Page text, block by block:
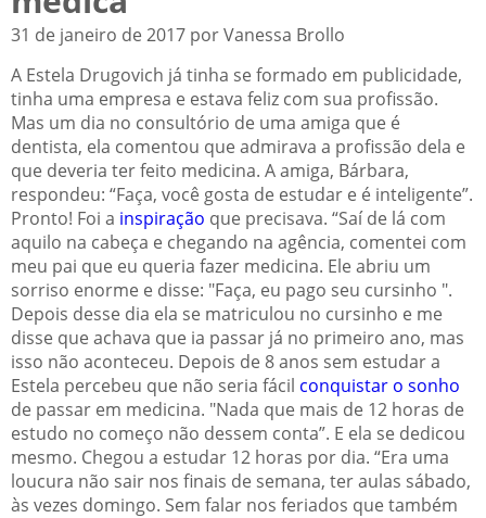
31 de janeiro de 2017 por Vanessa Brollo
A Estela Drugovich já tinha se formado em publicidade,
tinha uma empresa e estava feliz com sua profissão.
Mas um dia no consultório de uma amiga que é
dentista, ela comentou que admirava a profissão dela e
que deveria ter feito medicina. A amiga, Bárbara,
respondeu: “Faça, você gosta de estudar e é inteligente”.
Pronto! Foi a inspiração que precisava. “Saí de lá com
aquilo na cabeça e chegando na agência, comentei com
meu pai que eu queria fazer medicina. Ele abriu um
sorriso enorme e disse: "Faça, eu pago seu cursinho ".
Depois desse dia ela se matriculou no cursinho e me
disse que achava que ia passar já no primeiro ano, mas
isso não aconteceu. Depois de 8 anos sem estudar a
Estela percebeu que não seria fácil conquistar o sonho
de passar em medicina. "Nada que mais de 12 horas de
estudo no começo não dessem conta”. E ela se dedicou
mesmo. Chegou a estudar 12 horas por dia. “Era uma
loucura não sair nos finais de semana, ter aulas sábado,
às vezes domingo. Sem falar nos feriados que também